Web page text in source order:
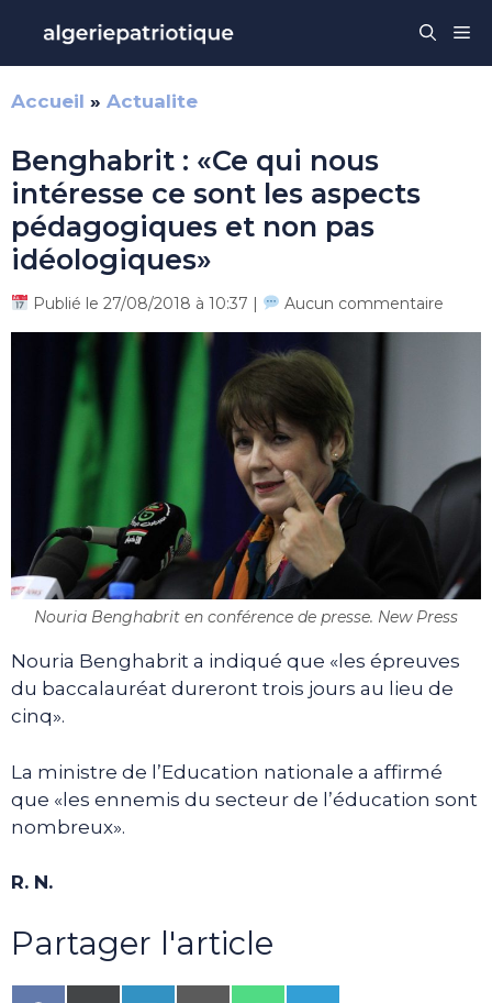
contenu
Accueil » Actualite
Benghabrit : «Ce qui nous
intéresse ce sont les aspects
pédagogiques et non pas
idéologiques»
Publié le 27/08/2018 à 10:37 | Aucun commentaire
Nouria Benghabrit en conférence de presse. New Press
Nouria Benghabrit a indiqué que «les épreuves
du baccalauréat dureront trois jours au lieu de
cinq».
La ministre de l’Education nationale a affirmé
que «les ennemis du secteur de l’éducation sont
nombreux».
R. N.
Partager l'article